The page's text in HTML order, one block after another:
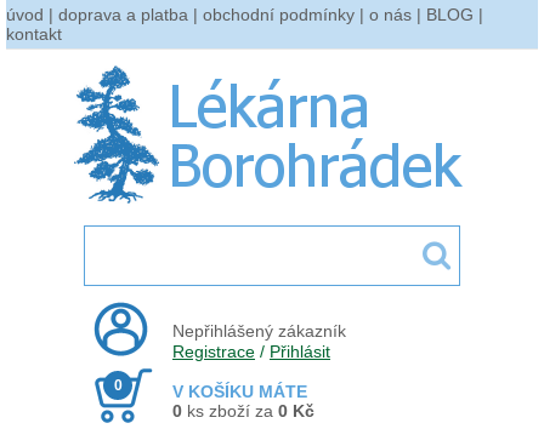
úvod | doprava a platba | obchodní podmínky | o nás | BLOG |
kontakt
Nepřihlášený zákazník
Registrace / Přihlásit
V KOŠÍKU MÁTE
0
0 ks zboží za 0 Kč